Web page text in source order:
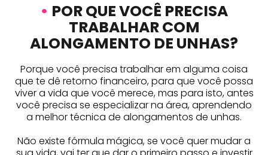
• POR QUE VOCÊ PRECISA
TRABALHAR COM
ALONGAMENTO DE UNHAS?
Porque você precisa trabalhar em alguma coisa
que te dê retorno financeiro, para que você possa
viver a vida que você merece, mas para isto, antes
você precisa se especializar na área, aprendendo
a melhor técnica de alongamentos de unhas.
Não existe fórmula mágica, se você quer mudar a